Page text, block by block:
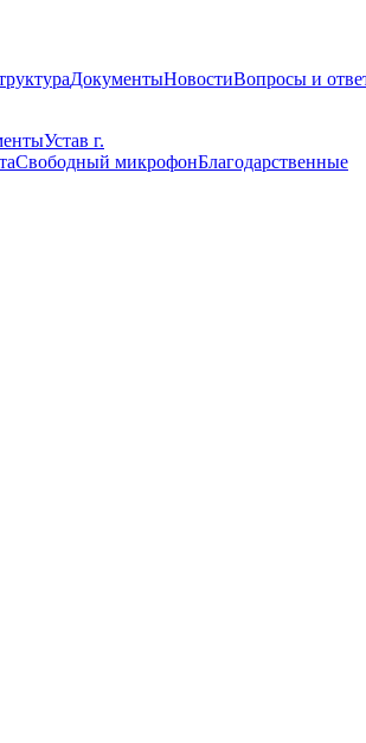
ДокументыНовостиВопросы и
Устав г.
Свободный микрофонБлагодарственные